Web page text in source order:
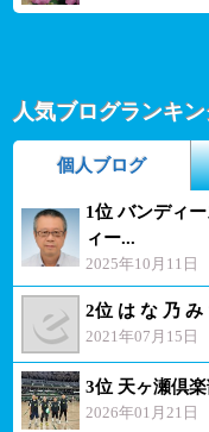
人気ブログランキ
個人ブログ
1位 バンディ
ィー...
2025年10月11日
2位 は な 乃 み
2021年07月15日
3位 天ヶ瀬倶楽
2026年01月21日